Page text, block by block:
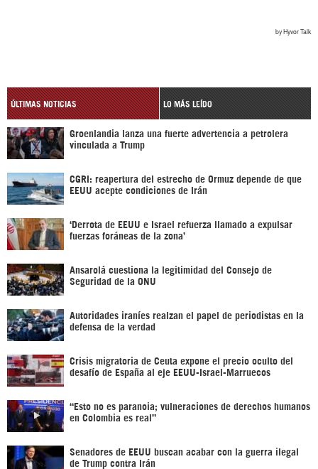
ÚLTIMAS NOTICIAS LO MÁS LEÍDO
Groenlandia lanza una fuerte advertencia a petrolera
vinculada a Trump
CGRI: reapertura del estrecho de Ormuz depende de que
EEUU acepte condiciones de Irán
‘Derrota de EEUU e Israel refuerza llamado a expulsar
fuerzas foráneas de la zona’
Ansarolá cuestiona la legitimidad del Consejo de
Seguridad de la ONU
Autoridades iraníes realzan el papel de periodistas en la
defensa de la verdad
Crisis migratoria de Ceuta expone el precio oculto del
desafío de España al eje EEUU-Israel-Marruecos
“Esto no es paranoia; vulneraciones de derechos humanos
en Colombia es real”
Senadores de EEUU buscan acabar con la guerra ilegal
de Trump contra Irán